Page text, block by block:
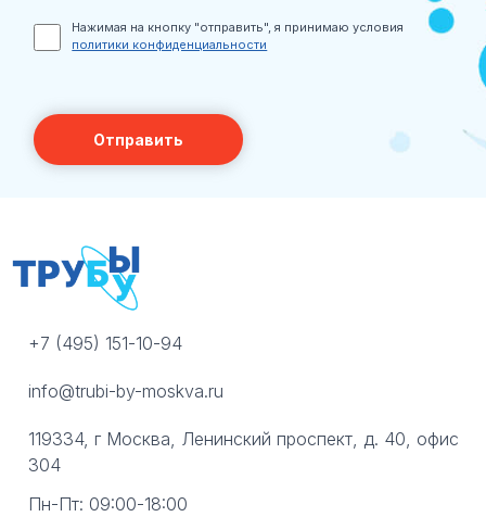
Нажимая на кнопку "отправить", я принимаю условия
политики конфиденциальности
+7 (495) 151-10-94
info@trubi-by-moskva.ru
119334, г Москва, Ленинский проспект, д. 40, офис
304
Пн-Пт: 09:00-18:00